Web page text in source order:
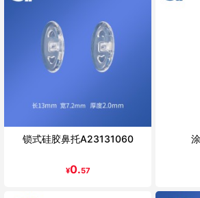
锁式硅胶鼻托A23131060
¥0.57